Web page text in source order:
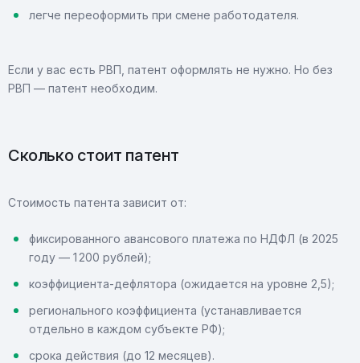
легче переоформить при смене работодателя.
Если у вас есть РВП, патент оформлять не нужно. Но без
РВП — патент необходим.
Сколько стоит патент
Стоимость патента зависит от:
фиксированного авансового платежа по НДФЛ (в 2025
году — 1 200 рублей);
коэффициента-дефлятора (ожидается на уровне 2,5);
регионального коэффициента (устанавливается
отдельно в каждом субъекте РФ);
срока действия (до 12 месяцев).